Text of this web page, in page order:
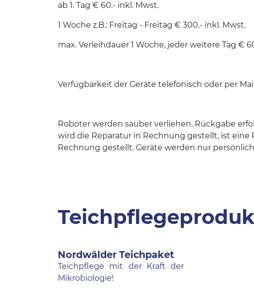
ab 1. Tag € 60.- inkl. Mwst.
1 Woche z.B.: Freitag - Freitag € 300.- inkl. Mwst.
max. Verleihdauer 1 Woche, jeder weitere Tag €
Verfügbarkeit der Geräte telefonisch oder per
Roboter werden sauber verliehen. Rückgabe
wird die Reparatur in Rechnung gestellt, ist
Rechnung gestellt. Geräte werden nur
Nordwälder Teichpaket
Teichpflege mit der Kraft der
Mikrobiologie!